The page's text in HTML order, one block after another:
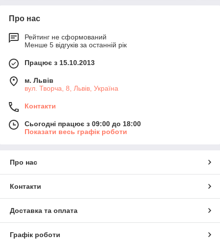
Про нас
Рейтинг не сформований
Менше 5 відгуків за останній рік
Працює з 15.10.2013
м. Львів
вул. Творча, 8, Львів, Україна
Контакти
Сьогодні працює з 09:00 до 18:00
Показати весь графік роботи
Про нас
Контакти
Доставка та оплата
Графік роботи